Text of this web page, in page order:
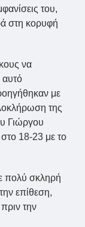
του,
στη κορυφή
να
με
της
Γιώργου
18-23 με το
πολύ σκληρή
επίθεση,
την